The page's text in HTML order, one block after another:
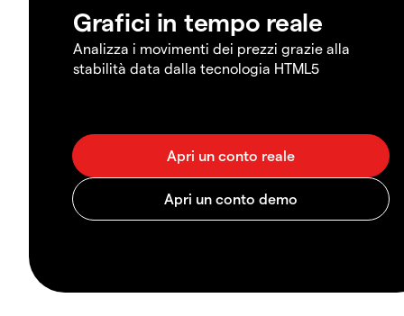
Grafici in tempo reale
Analizza i movimenti dei prezzi grazie alla
stabilità data dalla tecnologia HTML5